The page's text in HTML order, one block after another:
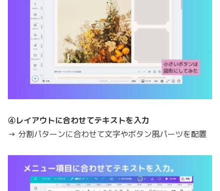
④レイアウトに合わせてテキストを入力
→ 分割パターンに合わせて文字やボタン風パーツを配置